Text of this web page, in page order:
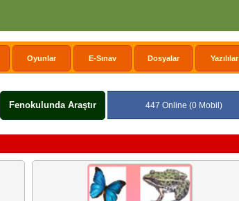
Oyunlar E-Sınav Dosyalar Yazılılar
Fenokulunda Araştır 447 Online (0 Mobil)